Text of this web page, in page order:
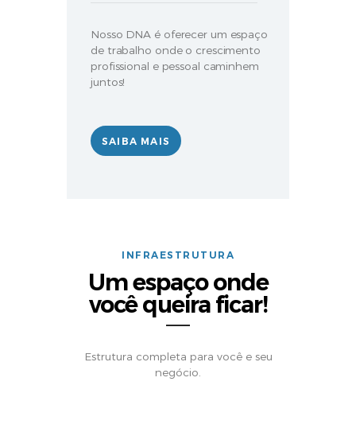
Nosso DNA é oferecer um espaço
de trabalho onde o crescimento
profissional e pessoal caminhem
juntos!
SAIBA MAIS
INFRAESTRUTURA
Um espaço onde
você queira ficar!
Estrutura completa para você e seu
negócio.